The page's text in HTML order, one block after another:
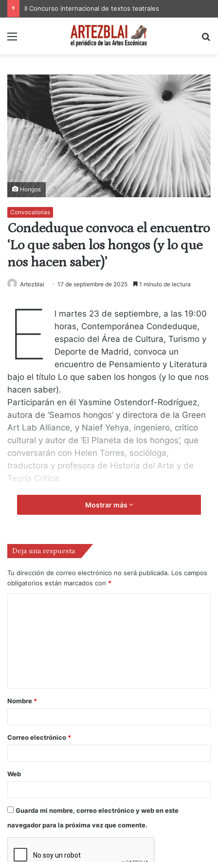
II Concurso internacional de textos teatrales
Menú
Hongos
Convocatorias
Condeduque convoca el encuentro
‘Lo que saben los hongos (y lo que
nos hacen saber)’
Artezblai 17 de septiembre de 2025 1 minuto de lectura
E
l martes 23 de septiembre, a las 19:00
horas, Contemporánea Condeduque,
espacio del Área de Cultura, Turismo y
Deporte de Madrid, convoca un
encuentro de Pensamiento y Literatura
bajo el título Lo que saben los hongos (y lo que nos
hacen saber).
Participarán en él Yasmine Ostendorf-Rodríguez,
autora de ‘Seamos hongos’ y directora de la Green
Art Lab Alliance, y Naief Yehya, ingeniero, crítico
cultural y autor de ‘El Planeta de los hongos’, que
conversarán con Helen Torres, socióloga,
traductora y profesora de Historia del Arte y de
Teoría Crítica.
En el proceso de reevaluar nuestra relación con la
naturaleza, el reino de los hongos sobresale por su
plantas, mantiene la vitalidad del ecosistema y nos
resistencia y comunicación.
Mostrar más
Deja una respuesta
Tu dirección de correo electrónico no será publicada. Los campos
obligatorios están marcados con *
Nombre *
Correo electrónico *
Web
Guarda mi nombre, correo electrónico y web en este
navegador para la próxima vez que comente.